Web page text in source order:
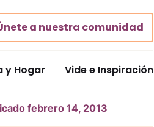
a nuestra comunidad
y Hogar Vide e Inspiración
febrero 14, 2013